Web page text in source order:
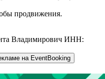
продвижения.
Владимирович ИНН:
на EventBooking